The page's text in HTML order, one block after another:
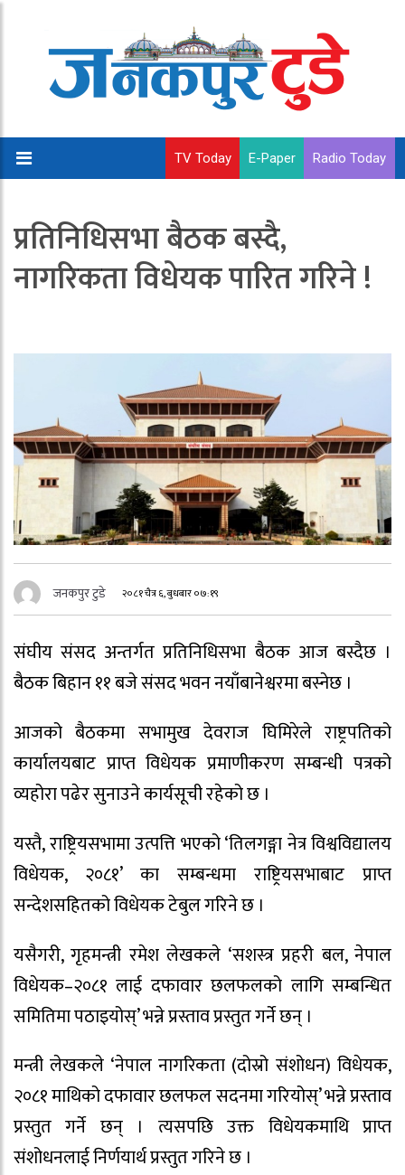
TV Today E-Paper Radio Today
प्रतिनिधिसभा बैठक बस्दै,
नागरिकता विधेयक पारित गरिने !
जनकपुर टुडे २०८१ चैत्र ६, बुधबार ०७:१९
संघीय संसद अन्तर्गत प्रतिनिधिसभा बैठक आज बस्दैछ ।
बैठक बिहान ११ बजे संसद भवन नयाँबानेश्वरमा बस्नेछ ।
आजको बैठकमा सभामुख देवराज घिमिरेले राष्ट्रपतिको
कार्यालयबाट प्राप्त विधेयक प्रमाणीकरण सम्बन्धी पत्रको
व्यहोरा पढेर सुनाउने कार्यसूची रहेको छ ।
यस्तै, राष्ट्रियसभामा उत्पत्ति भएको ‘तिलगङ्गा नेत्र विश्वविद्यालय
विधेयक, २०८१’ का सम्बन्धमा राष्ट्रियसभाबाट प्राप्त
सन्देशसहितको विधेयक टेबुल गरिने छ ।
यसैगरी, गृहमन्त्री रमेश लेखकले ‘सशस्त्र प्रहरी बल, नेपाल
विधेयक–२०८१ लाई दफावार छलफलको लागि सम्बन्धित
समितिमा पठाइयोस्’ भन्ने प्रस्ताव प्रस्तुत गर्ने छन् ।
मन्त्री लेखकले ‘नेपाल नागरिकता (दोस्रो संशोधन) विधेयक,
२०८१ माथिको दफावार छलफल सदनमा गरियोस्’ भन्ने प्रस्ताव
प्रस्तुत गर्ने छन् । त्यसपछि उक्त विधेयकमाथि प्राप्त
संशोधनलाई निर्णयार्थ प्रस्तुत गरिने छ ।